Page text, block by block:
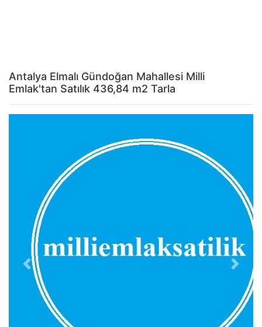
Antalya Elmalı Gündoğan Mahallesi Milli
Emlak'tan Satılık 436,84 m2 Tarla
Previous Next